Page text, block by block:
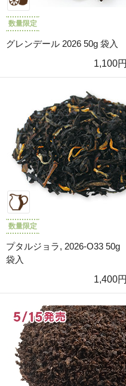
数量限定
グレンデール 2026 50g 袋入
1,100円
数量限定
プタルジョラ, 2026-O33 50g
袋入
1,400円